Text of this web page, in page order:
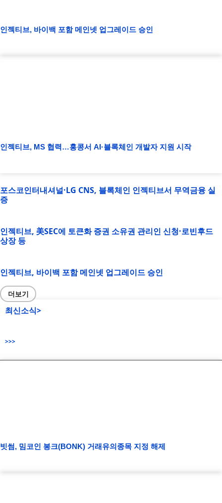
인젝티브, 바이백 포함 메인넷 업그레이드 승인
인젝티브, MS 협력…홍콩서 AI·블록체인 개발자 지원 시작
포스코인터내셔널·LG CNS, 블록체인 인젝티브서 무역금융 실
증
인젝티브, 美SEC에 토큰화 증권 소유권 관리인 신청·로빈후드
상장 등
인젝티브, 바이백 포함 메인넷 업그레이드 승인
더보기
최신소식>
>>>
빗썸, 밈코인 봉크(BONK) 거래유의종목 지정 해제